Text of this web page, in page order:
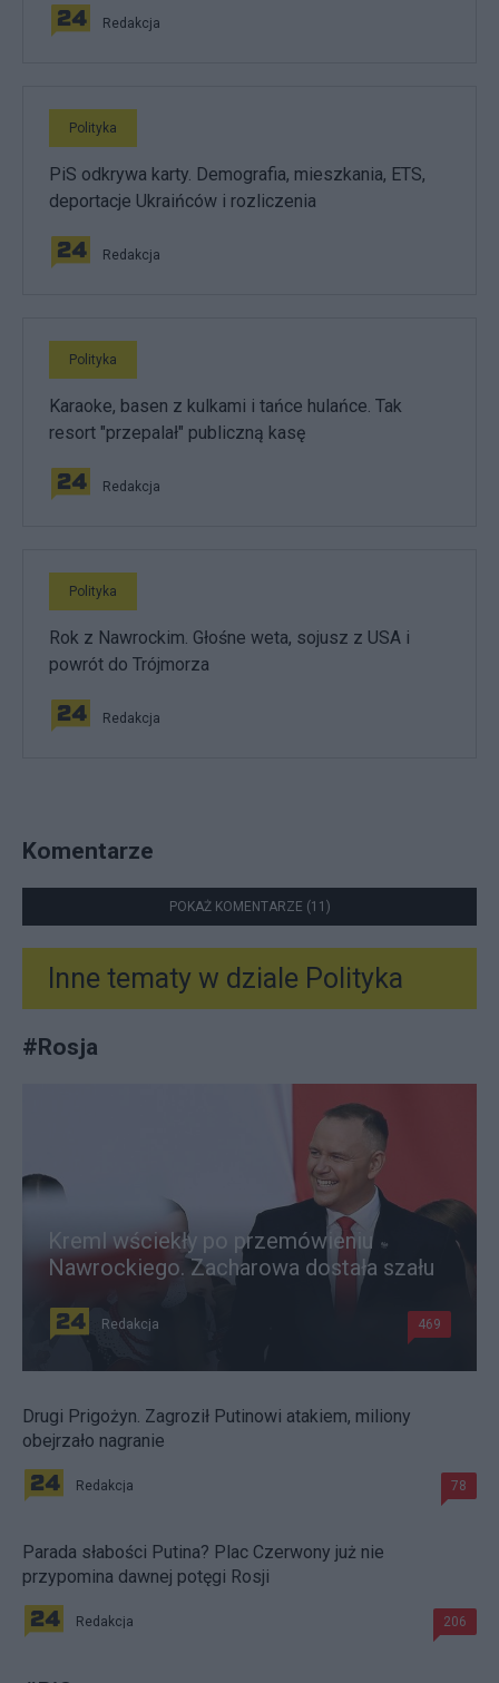
Redakcja
Polityka
PiS odkrywa karty. Demografia, mieszkania, ETS,
deportacje Ukraińców i rozliczenia
Redakcja
Polityka
Karaoke, basen z kulkami i tańce hulańce. Tak
resort "przepalał" publiczną kasę
Redakcja
Polityka
Rok z Nawrockim. Głośne weta, sojusz z USA i
powrót do Trójmorza
Redakcja
Komentarze
POKAŻ KOMENTARZE (11)
Inne tematy w dziale Polityka
#Rosja
Kreml wściekły po przemówieniu
Nawrockiego. Zacharowa dostała szału
Redakcja 469
Drugi Prigożyn. Zagroził Putinowi atakiem, miliony
obejrzało nagranie
Redakcja 78
Parada słabości Putina? Plac Czerwony już nie
przypomina dawnej potęgi Rosji
Redakcja 206